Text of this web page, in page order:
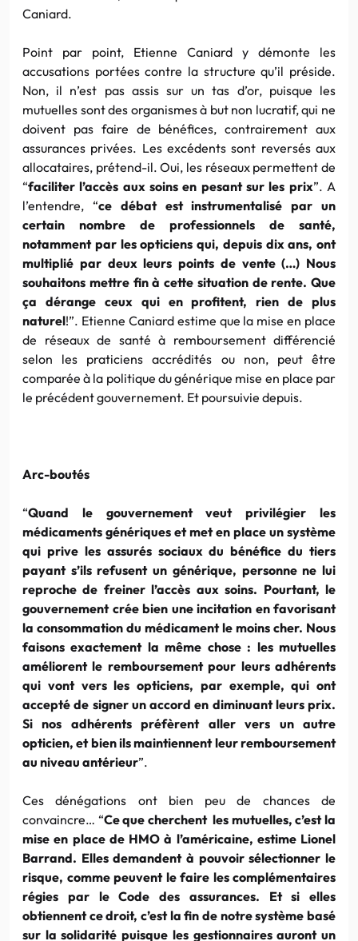
Caniard.
Point par point, Etienne Caniard y démonte les
accusations portées contre la structure qu’il préside.
Non, il n’est pas assis sur un tas d’or, puisque les
mutuelles sont des organismes à but non lucratif, qui ne
doivent pas faire de bénéfices, contrairement aux
assurances privées. Les excédents sont reversés aux
allocataires, prétend-il. Oui, les réseaux permettent de
“faciliter l’accès aux soins en pesant sur les prix”. A
l’entendre, “ce débat est instrumentalisé par un
certain nombre de professionnels de santé,
notamment par les opticiens qui, depuis dix ans, ont
multiplié par deux leurs points de vente (…) Nous
souhaitons mettre fin à cette situation de rente. Que
ça dérange ceux qui en profitent, rien de plus
naturel!”. Etienne Caniard estime que la mise en place
de réseaux de santé à remboursement différencié
selon les praticiens accrédités ou non, peut être
comparée à la politique du générique mise en place par
le précédent gouvernement. Et poursuivie depuis.
Arc-boutés
“Quand le gouvernement veut privilégier les
médicaments génériques et met en place un système
qui prive les assurés sociaux du bénéfice du tiers
payant s’ils refusent un générique, personne ne lui
reproche de freiner l’accès aux soins. Pourtant, le
gouvernement crée bien une incitation en favorisant
la consommation du médicament le moins cher. Nous
faisons exactement la même chose : les mutuelles
améliorent le remboursement pour leurs adhérents
qui vont vers les opticiens, par exemple, qui ont
accepté de signer un accord en diminuant leurs prix.
Si nos adhérents préfèrent aller vers un autre
opticien, et bien ils maintiennent leur remboursement
au niveau antérieur”.
Ces dénégations ont bien peu de chances de
convaincre… “Ce que cherchent les mutuelles, c’est la
mise en place de HMO à l’américaine, estime Lionel
Barrand. Elles demandent à pouvoir sélectionner le
risque, comme peuvent le faire les complémentaires
régies par le Code des assurances. Et si elles
obtiennent ce droit, c’est la fin de notre système basé
sur la solidarité puisque les gestionnaires auront un